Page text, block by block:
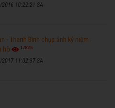
2016 10:22:21 SA
- Thanh Bình chụp ảnh kỷ niệm
hò
17826
2017 11:02:37 SA